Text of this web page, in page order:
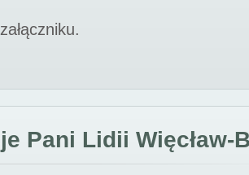
Pani Lidii Więcław-